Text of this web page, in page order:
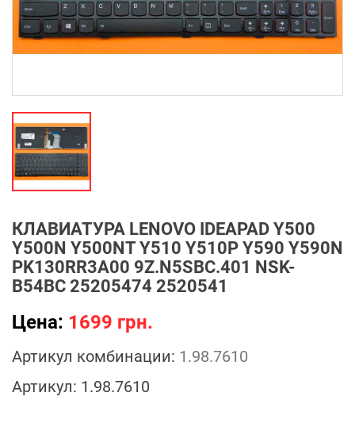
КЛАВИАТУРА LENOVO IDEAPAD Y500
Y500N Y500NT Y510 Y510P Y590 Y590N
PK130RR3A00 9Z.N5SBC.401 NSK-
B54BC 25205474 2520541
Цена: 1699 грн.
Артикул комбинации: 1.98.7610
Артикул: 1.98.7610